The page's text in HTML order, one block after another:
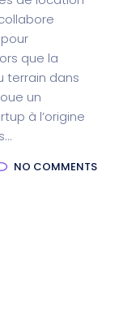
que la
terrain dans
un
à l’origine
NO COMMENTS